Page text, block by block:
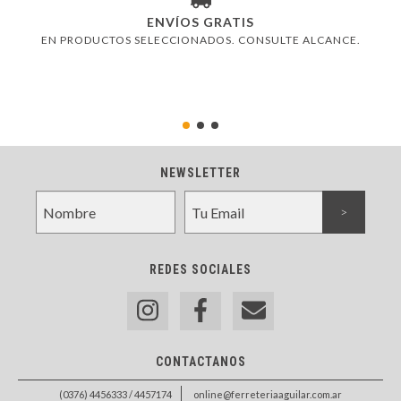
ENVÍOS GRATIS
EN PRODUCTOS SELECCIONADOS. CONSULTE ALCANCE.
NEWSLETTER
REDES SOCIALES
CONTACTANOS
(0376) 4456333 / 4457174 online@ferreteriaaguilar.com.ar